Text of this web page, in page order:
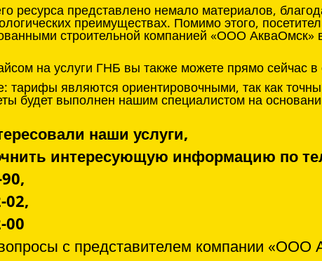
ресурса представлено немало материалов,
преимуществах. Помимо этого,
строительной компанией «ООО АкваОмск»
на услуги ГНБ вы также можете прямо сейчас
тарифы являются ориентировочными, так как
будет выполнен нашим специалистом на
наши услуги,
интересующую информацию по
02,
00
с представителем компании «ООО